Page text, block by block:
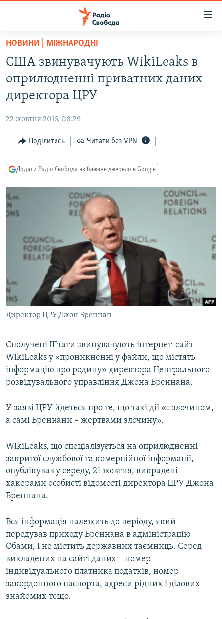
Перейти
основного
матеріалу
Перейти
до
основної
Перейти
до
пошуку
СТАТТІ
СУСПІЛЬСТВО
УКРАЇНА
СВІТ
РОСІЙСЬКА «ФІЛЬТРАЦІЯ»
ДОНБАС.РЕАЛІЇ
ТИ ЯК?
СХЕМИ
КИТАЙ.ВИКЛИКИ
ФОТО
СПЕЦПРОЄКТИ
ПОДКАСТИ
КРИМ РЕАЛІЇ
УКР
КТАТ
ДОЛУЧАЙСЯ!
Усі сайти RFE/RL
НОВИНИ | МІЖНАРОДНІ
США звинувачують WikiLeaks в
оприлюдненні приватних даних
директора ЦРУ
22 жовтня 2015, 08:29
Поділитись Читати без VPN
Додати Радіо Свобода як бажане джерело в Google
Директор ЦРУ Джон Бреннан
Сполучені Штати звинувачують інтернет-сайт
WikiLeaks у «проникненні у файли, що містять
інформацію про родину» директора Центрального
розвідувального управління Джона Бреннана.
У заяві ЦРУ йдеться про те, що такі дії «є злочином,
а самі Бреннани – жертвами злочину».
WikiLeaks, що спеціалізується на оприлюдненні
закритої службової та комерційної інформації,
опублікував у середу, 21 жовтня, викрадені
хакерами особисті відомості директора ЦРУ Джона
Бреннана.
Вся інформація належить до періоду, який
передував приходу Бреннана в адміністрацію
Обами, і не містить державних таємниць. Серед
викладених на сайті даних – номер
індивідуального платника податків, номер
закордонного паспорта, адреси рідних і ділових
знайомих тощо.